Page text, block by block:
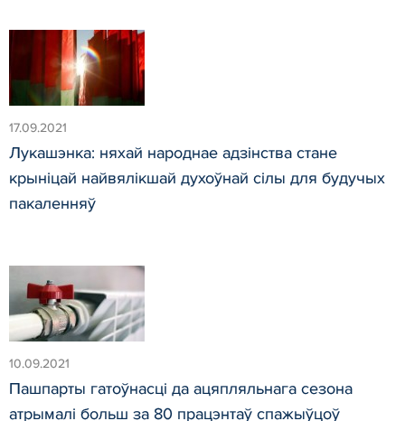
17.09.2021
Лукашэнка: няхай народнае адзінства стане
крыніцай найвялікшай духоўнай сілы для будучых
пакаленняў
10.09.2021
Пашпарты гатоўнасці да ацяпляльнага сезона
атрымалі больш за 80 працэнтаў спажыўцоў